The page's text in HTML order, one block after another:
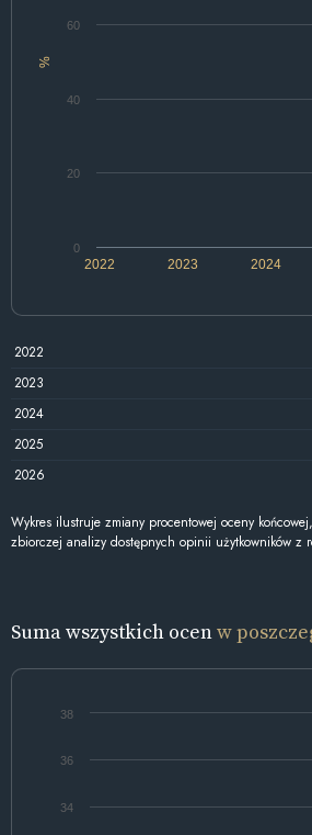
%
2022 2024
2023
0
20
40
60
2022
2023
2024
2025
2026
Wykres ilustruje zmiany procentowej oceny
zbiorczej analizy dostępnych opinii użytkowników z
Suma wszystkich ocenw
34
36
38